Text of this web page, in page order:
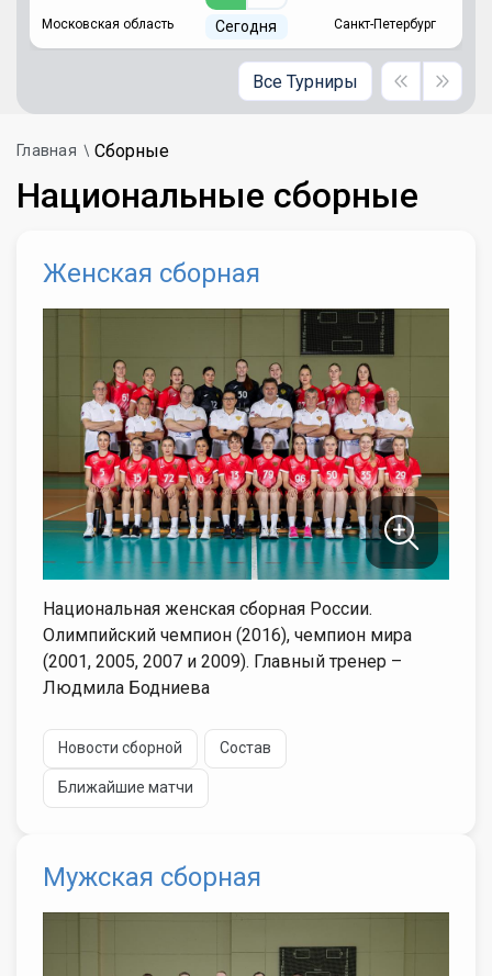
Московская область Сегодня Санкт-Петербург
Все Турниры
Главная Сборные
Национальные сборные
Женская сборная
Национальная женская сборная России.
Олимпийский чемпион (2016), чемпион мира
(2001, 2005, 2007 и 2009). Главный тренер –
Людмила Бодниева
Новости сборной Состав
Ближайшие матчи
Мужская сборная